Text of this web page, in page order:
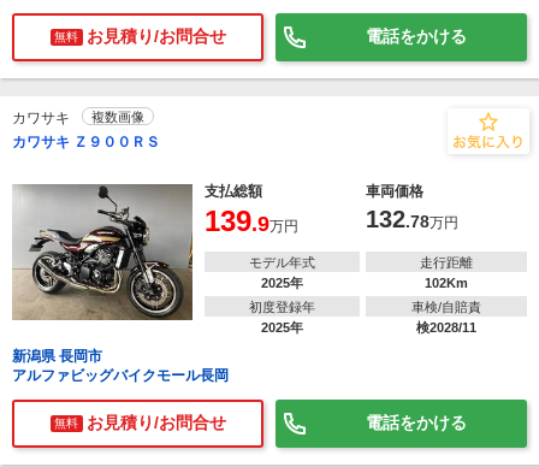
無料 お見積り/お問合せ 電話をかける
カワサキ 複数画像
カワサキ Ｚ９００ＲＳ
支払総額 車両価格
139.9万円 132.78万円
モデル年式
2025年
走行距離
102Km
初度登録年
2025年
車検/自賠責
検2028/11
新潟県 長岡市
アルファビッグバイクモール長岡
無料 お見積り/お問合せ 電話をかける